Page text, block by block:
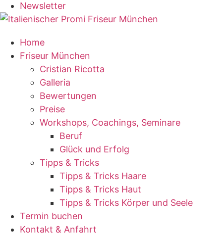
Newsletter
Home
Friseur München
Cristian Ricotta
Galleria
Bewertungen
Preise
Workshops, Coachings, Seminare
Beruf
Glück und Erfolg
Tipps & Tricks
Tipps & Tricks Haare
Tipps & Tricks Haut
Tipps & Tricks Körper und Seele
Termin buchen
Kontakt & Anfahrt